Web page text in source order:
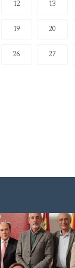
12 13
19 20
26 27